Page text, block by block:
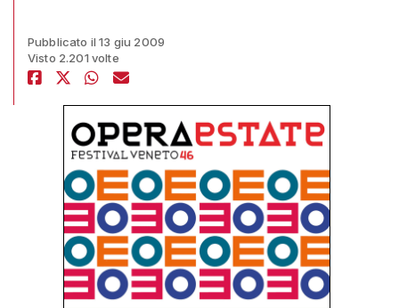
Pubblicato il 13 giu 2009
Visto 2.201 volte